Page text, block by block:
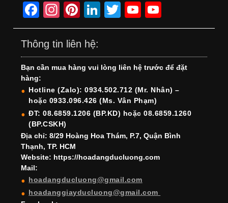
F
a
c
e
b
o
o
k
In
st
a
gr
a
m
Pi
nt
er
e
st
Li
n
e
dI
n
T
wi
er
Y
o
T
u
b
e
o
T
u
b
e
h
Thông tin liên hệ:
Bạn cần mua hàng vui lòng liên hệ trước để đặt
hàng:
Hotline (Zalo): 0934.502.712 (Mr. Nhân) –
hoặc 0933.096.426 (Ms. Vân Phạm)
ĐT: 08.6859.1206 (BP.KD) hoặc 08.6859.1260
(BP.CSKH)
Địa chỉ: 8/29 Hoàng Hoa Thám, P.7, Quận Bình
Thạnh, TP. HCM
Website: https://hoadangducluong.com
Mail:
hoadangducluong@gmail.com
hoadanggiayducluong@gmail.com